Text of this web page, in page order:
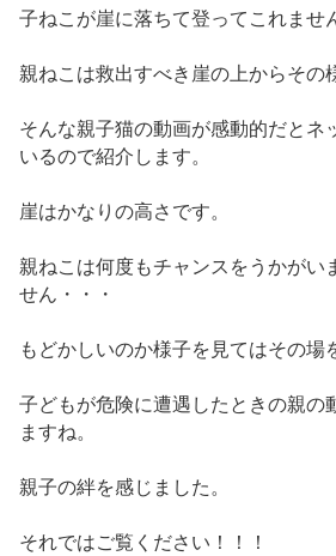
子ねこが崖に落ちて登ってこれませ
親ねこは救出すべき崖の上からその
そんな親子猫の動画が感動的だとネ
いるので紹介します。
崖はかなりの高さです。
親ねこは何度もチャンスをうかがい
せん・・・
もどかしいのか様子を見てはその場
子どもが危険に遭遇したときの親の
ますね。
親子の絆を感じました。
それではご覧ください！！！